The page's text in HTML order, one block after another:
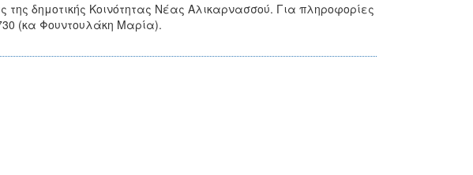
της δημοτικής Κοινότητας Νέας Αλικαρνασσού. Για πληροφορίες
(κα Φουντουλάκη Μαρία).